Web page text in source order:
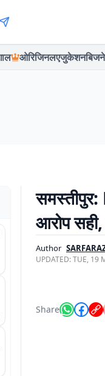
ओरिजिनलएजुकेशन
समस्तीपुर:
आरोप
Author
UPDATED:TUE, 19
Share